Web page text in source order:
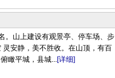
。山上建设有观景亭、停车场、步
安静，美不胜收。在山顶，有百
瞰平城，县城...[详细]